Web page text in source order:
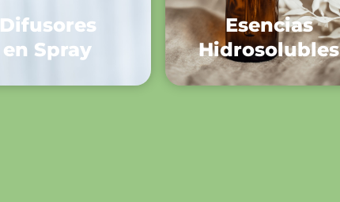
Difusores
en Spray
Esencias
Hidrosolubles